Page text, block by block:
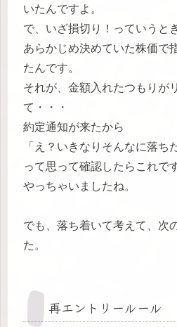
いたんですよ。
で、いざ損切り！っていうと
あらかじめ決めていた株価で
たんです。
それが、金額入れたつもりが
て・・・
約定通知が来たから
「え？いきなりそんなに落ち
って思って確認したらこれで
やっちゃいましたね。
でも、落ち着いて考えて、次
た。
再エントリールール